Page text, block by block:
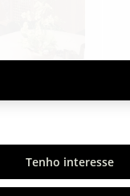
Tenho interesse